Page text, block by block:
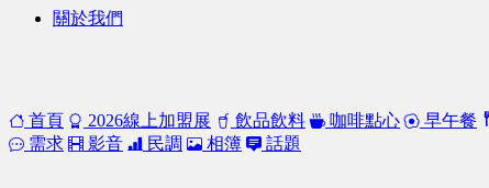
關於我們
首頁 2026線上加盟展 飲品飲料 咖啡點心 早午餐
需求
影音 民調 相簿 話題